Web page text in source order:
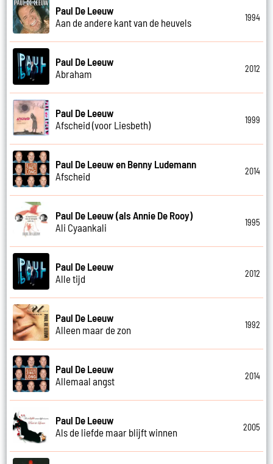
Paul De Leeuw
Aan de andere kant van de heuvels
1994
Paul De Leeuw
Abraham
2012
Paul De Leeuw
Afscheid (voor Liesbeth)
1999
Paul De Leeuw en Benny Ludemann
Afscheid
2014
Paul De Leeuw (als Annie De Rooy)
Ali Cyaankali
1995
Paul De Leeuw
Alle tijd
2012
Paul De Leeuw
Alleen maar de zon
1992
Paul De Leeuw
Allemaal angst
2014
Paul De Leeuw
Als de liefde maar blijft winnen
2005